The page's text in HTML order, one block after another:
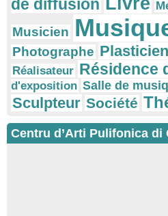
de diffusion
Musicien
Photographe Plasticien
Réalisateur Résidence
d'exposition Salle de
Sculpteur Société
Centru d’Arti Pulifonica di